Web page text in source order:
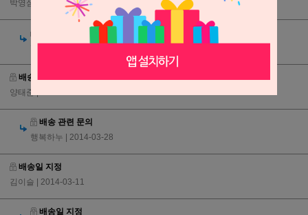
박영심
| 2014-04-10
배송 관련 문의
양태준
배송 관련 문의
행복하누 | 2014-03-28
배송일 지정
김이슬 | 2014-03-11
배송일 지정